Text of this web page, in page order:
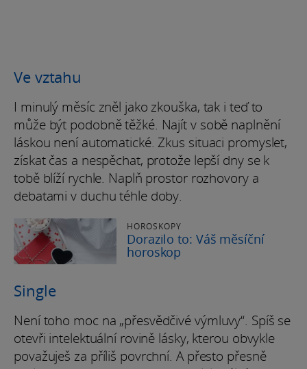
Ve vztahu
I minulý měsíc zněl jako zkouška, tak i teď to
může být podobně těžké. Najít v sobě naplnění
láskou není automatické. Zkus situaci promyslet,
získat čas a nespěchat, protože lepší dny se k
tobě blíží rychle. Naplň prostor rozhovory a
debatami v duchu téhle doby.
HOROSKOPY
Dorazilo to: Váš měsíční
horoskop
Single
Není toho moc na „přesvědčivé výmluvy“. Spíš se
otevři intelektuální rovině lásky, kterou obvykle
považuješ za příliš povrchní. A přesto přesně